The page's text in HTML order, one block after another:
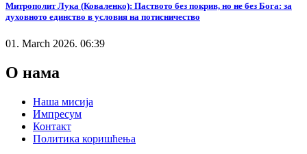
Митрополит Лука (Коваленко): Паството без покрив, но не без Бога: за
духовното единство в условия на потисничество
01. March 2026. 06:39
О нама
Наша мисија
Импресум
Контакт
Политика коришћења